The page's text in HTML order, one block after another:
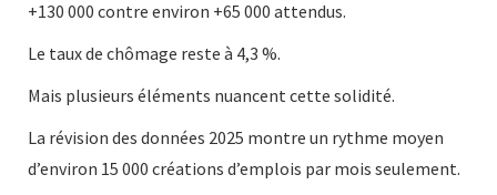
+130 000 contre environ +65 000 attendus.
Le taux de chômage reste à 4,3 %.
Mais plusieurs éléments nuancent cette solidité.
La révision des données 2025 montre un rythme moyen
d’environ 15 000 créations d’emplois par mois seulement.